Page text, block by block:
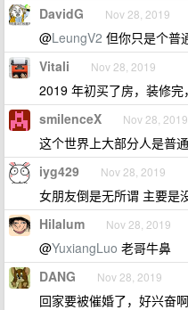
DavidG Nov 28, 2019
@LeungV2 但你只是个普
Vitali Nov 28, 2019
2019 年初买了房，装修
smilenceX Nov 28, 2019
这个世界上大部分人是普通
iyg429 Nov 28, 2019
女朋友倒是无所谓 主要是
Hilalum Nov 28, 2019
@YuxiangLuo 老哥牛鼻
DANG Nov 28, 2019
回家要被催婚了，好兴奋啊